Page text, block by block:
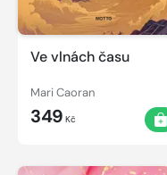
Ve vlnách času
Mari Caoran
349 Kč